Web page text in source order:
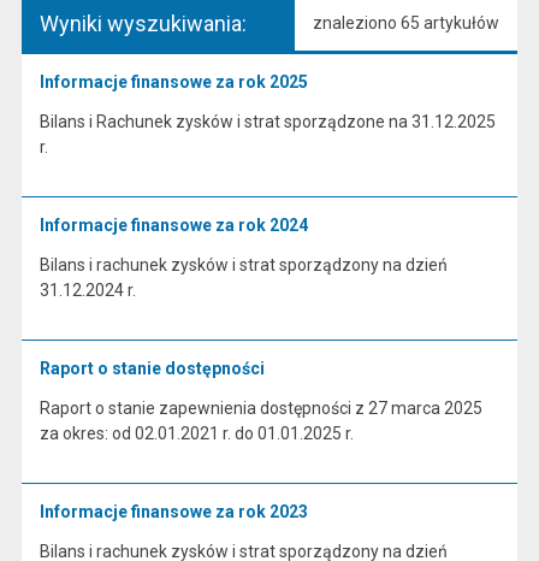
Wyniki wyszukiwania: znaleziono 65 artykułów
Informacje finansowe za rok 2025
Bilans i Rachunek zysków i strat sporządzone na 31.12.2025
r.
Informacje finansowe za rok 2024
Bilans i rachunek zysków i strat sporządzony na dzień
31.12.2024 r.
Raport o stanie dostępności
Raport o stanie zapewnienia dostępności z 27 marca 2025
za okres: od 02.01.2021 r. do 01.01.2025 r.
Informacje finansowe za rok 2023
Bilans i rachunek zysków i strat sporządzony na dzień